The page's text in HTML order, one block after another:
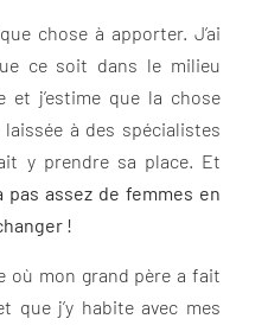
chose à apporter. J’ai
ce soit dans le milieu
j’estime que la chose
à des spécialistes
y prendre sa place. Et
pas assez de femmes en
!
où mon grand père a fait
j’y habite avec mes